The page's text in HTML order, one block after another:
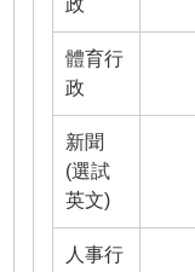
政
體育行
政
新聞
(選試
英文)
人事行